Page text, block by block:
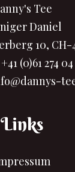
Tee
Daniel
10, CH-
+41 (0)61 274
Links